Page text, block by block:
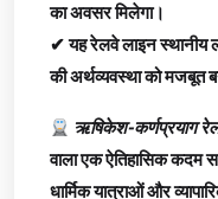
का अवसर मिलेगा।
✔ यह रेलवे लाइन स्थानीय
की अर्थव्यवस्था को मजबूत
ऋषिकेश-कर्णप्रयाग
वाला एक ऐतिहासिक कदम
धार्मिक यात्राओं और